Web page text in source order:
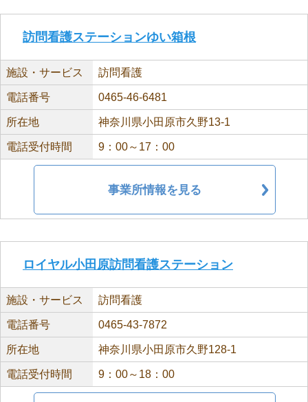
訪問看護ステーションゆい箱根
施設・サービス 訪問看護
電話番号 0465-46-6481
所在地 神奈川県小田原市久野13-1
電話受付時間 9：00～17：00
事業所情報を見る
ロイヤル小田原訪問看護ステーション
施設・サービス 訪問看護
電話番号 0465-43-7872
所在地 神奈川県小田原市久野128-1
電話受付時間 9：00～18：00